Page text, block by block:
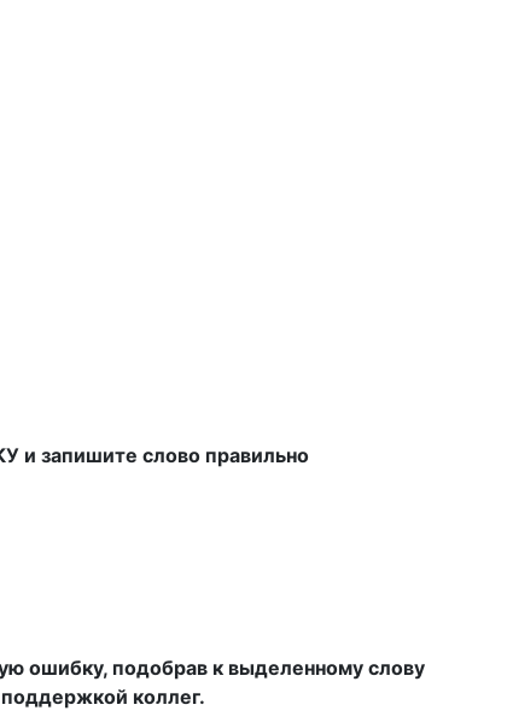
запишите слово правильно
ошибку, подобрав к выделенному слову
коллег.